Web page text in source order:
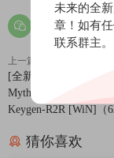
* Andrew Huanq 的
* emptyvessel 的《
* Arovane 的《震颤
* Mouse 的《糖果牛
* Black Marvin 的《
* Teddy Killerz 的《
* Letsynthesize 的《
上一篇
[全新AI合成器插件]
Myth v1.6.1 Incl
Keygen-R2R [WiN]（
猜你喜欢
未来的全
章！如有
联系群主。